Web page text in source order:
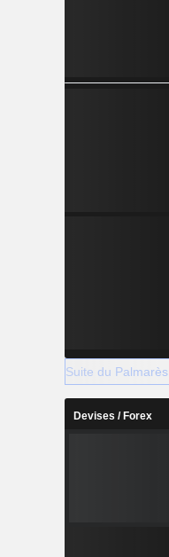
Suite du Palmarès
Devises / Forex